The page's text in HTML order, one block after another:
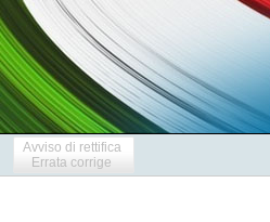
Avviso di rettifica
Errata corrige